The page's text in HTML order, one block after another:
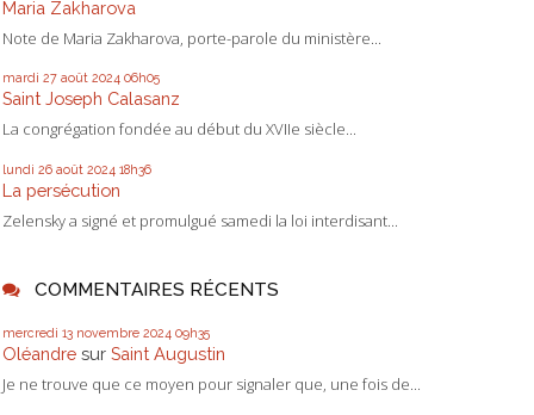
Maria Zakharova
Note de Maria Zakharova, porte-parole du ministère...
mardi 27 août 2024 06h05
Saint Joseph Calasanz
La congrégation fondée au début du XVIIe siècle...
lundi 26 août 2024 18h36
La persécution
Zelensky a signé et promulgué samedi la loi interdisant...
COMMENTAIRES RÉCENTS
mercredi 13 novembre 2024 09h35
Oléandre sur Saint Augustin
Je ne trouve que ce moyen pour signaler que, une fois de...